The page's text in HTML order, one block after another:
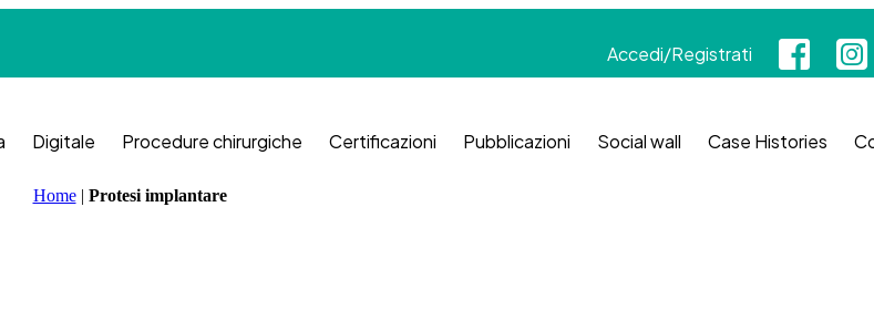
Accedi/Registrati
Digitale Procedure chirurgiche Certificazioni Pubblicazioni Social wall Case Histories
Home| Protesi implantare